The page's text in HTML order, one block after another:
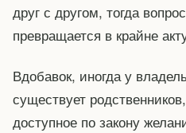
друг с другом, тогда
превращается в крайне
Вдобавок, иногда у
существует
доступное по закону